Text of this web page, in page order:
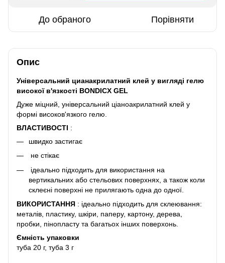
До обраного Порівняти
Опис
Універсальний цианакрилатний клей у вигляді гелю
високої в'язкості BONDICX GEL
Дуже міцний, універсальний ціаноакрилатний клей у
формі високов'язкого гелю.
ВЛАСТИВОСТІ :
швидко застигає
не стікає
ідеально підходить для використання на
вертикальних або стельових поверхнях, а також коли
склеєні поверхні не прилягають одна до одної.
ВИКОРИСТАННЯ : ідеально підходить для склеювання:
металів, пластику, шкіри, паперу, картону, дерева,
пробки, пінопласту та багатьох інших поверхонь.
Ємність упаковки
туба 20 г, туба 3 г